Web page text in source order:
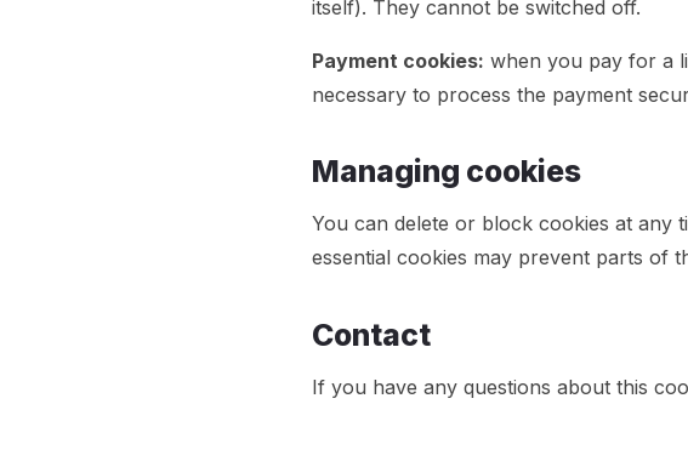
itself). They cannot be switched off.
Payment cookies: when you pay for a
necessary to process the payment
Managing cookies
You can delete or block cookies at any
essential cookies may prevent parts of
Contact
If you have any questions about this